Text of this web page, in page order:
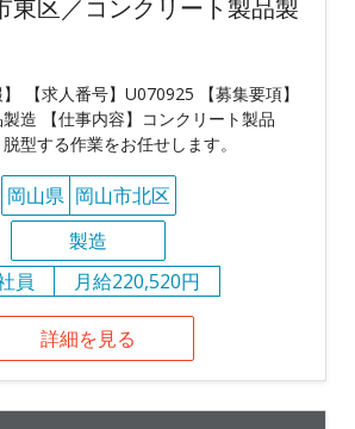
東区／コンクリート製品製
】 【求人番号】U070925 【募集要項】
造 【仕事内容】コンクリート製品
型する作業をお任せします。
岡山県 岡山市北区
製造
員
月給220,520円
詳細を見る